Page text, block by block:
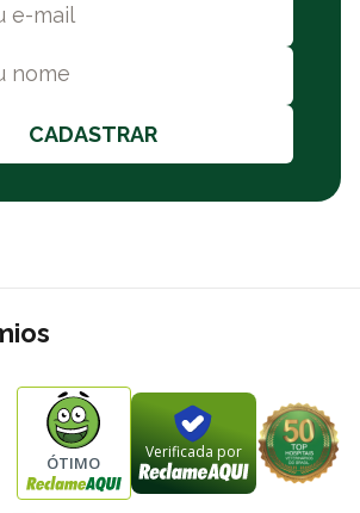
CADASTRAR
ÓTIMO Verificada por